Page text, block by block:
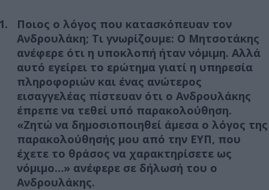
Ποιος ο λόγος που κατασκόπευαν τον
Ανδρουλάκη; Τι γνωρίζουμε: O Μητσοτάκης
ανέφερε ότι η υποκλοπή ήταν νόμιμη. Αλλά
αυτό εγείρει το ερώτημα γιατί η υπηρεσία
πληροφοριών και ένας ανώτερος
εισαγγελέας πίστευαν ότι ο Ανδρουλάκης
έπρεπε να τεθεί υπό παρακολούθηση.
«Ζητώ να δημοσιοποιηθεί άμεσα ο λόγος της
παρακολούθησής μου από την ΕΥΠ, που
έχετε το θράσος να χαρακτηρίσετε ως
νόμιμο…» ανέφερε σε δήλωσή του ο
Ανδρουλάκης.